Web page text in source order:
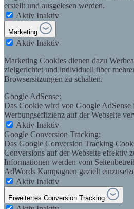
erstellt und ausgelesen werden.
Aktiv Inaktiv
Marketing
Aktiv Inaktiv
Marketing Cookies dienen dazu
zielgerichtet und individuell über
Browsersitzungen zu schalten.
Google AdSense:
Das Cookie wird von Google AdSense
Werbungseffizienz auf der Webseite
Aktiv Inaktiv
Google Conversion Tracking:
Das Google Conversion Tracking
Conversions auf der Webseite effektiv
Informationen werden vom
AdWords Kampagnen gezielt
Aktiv Inaktiv
Erweitertes Conversion Tracking